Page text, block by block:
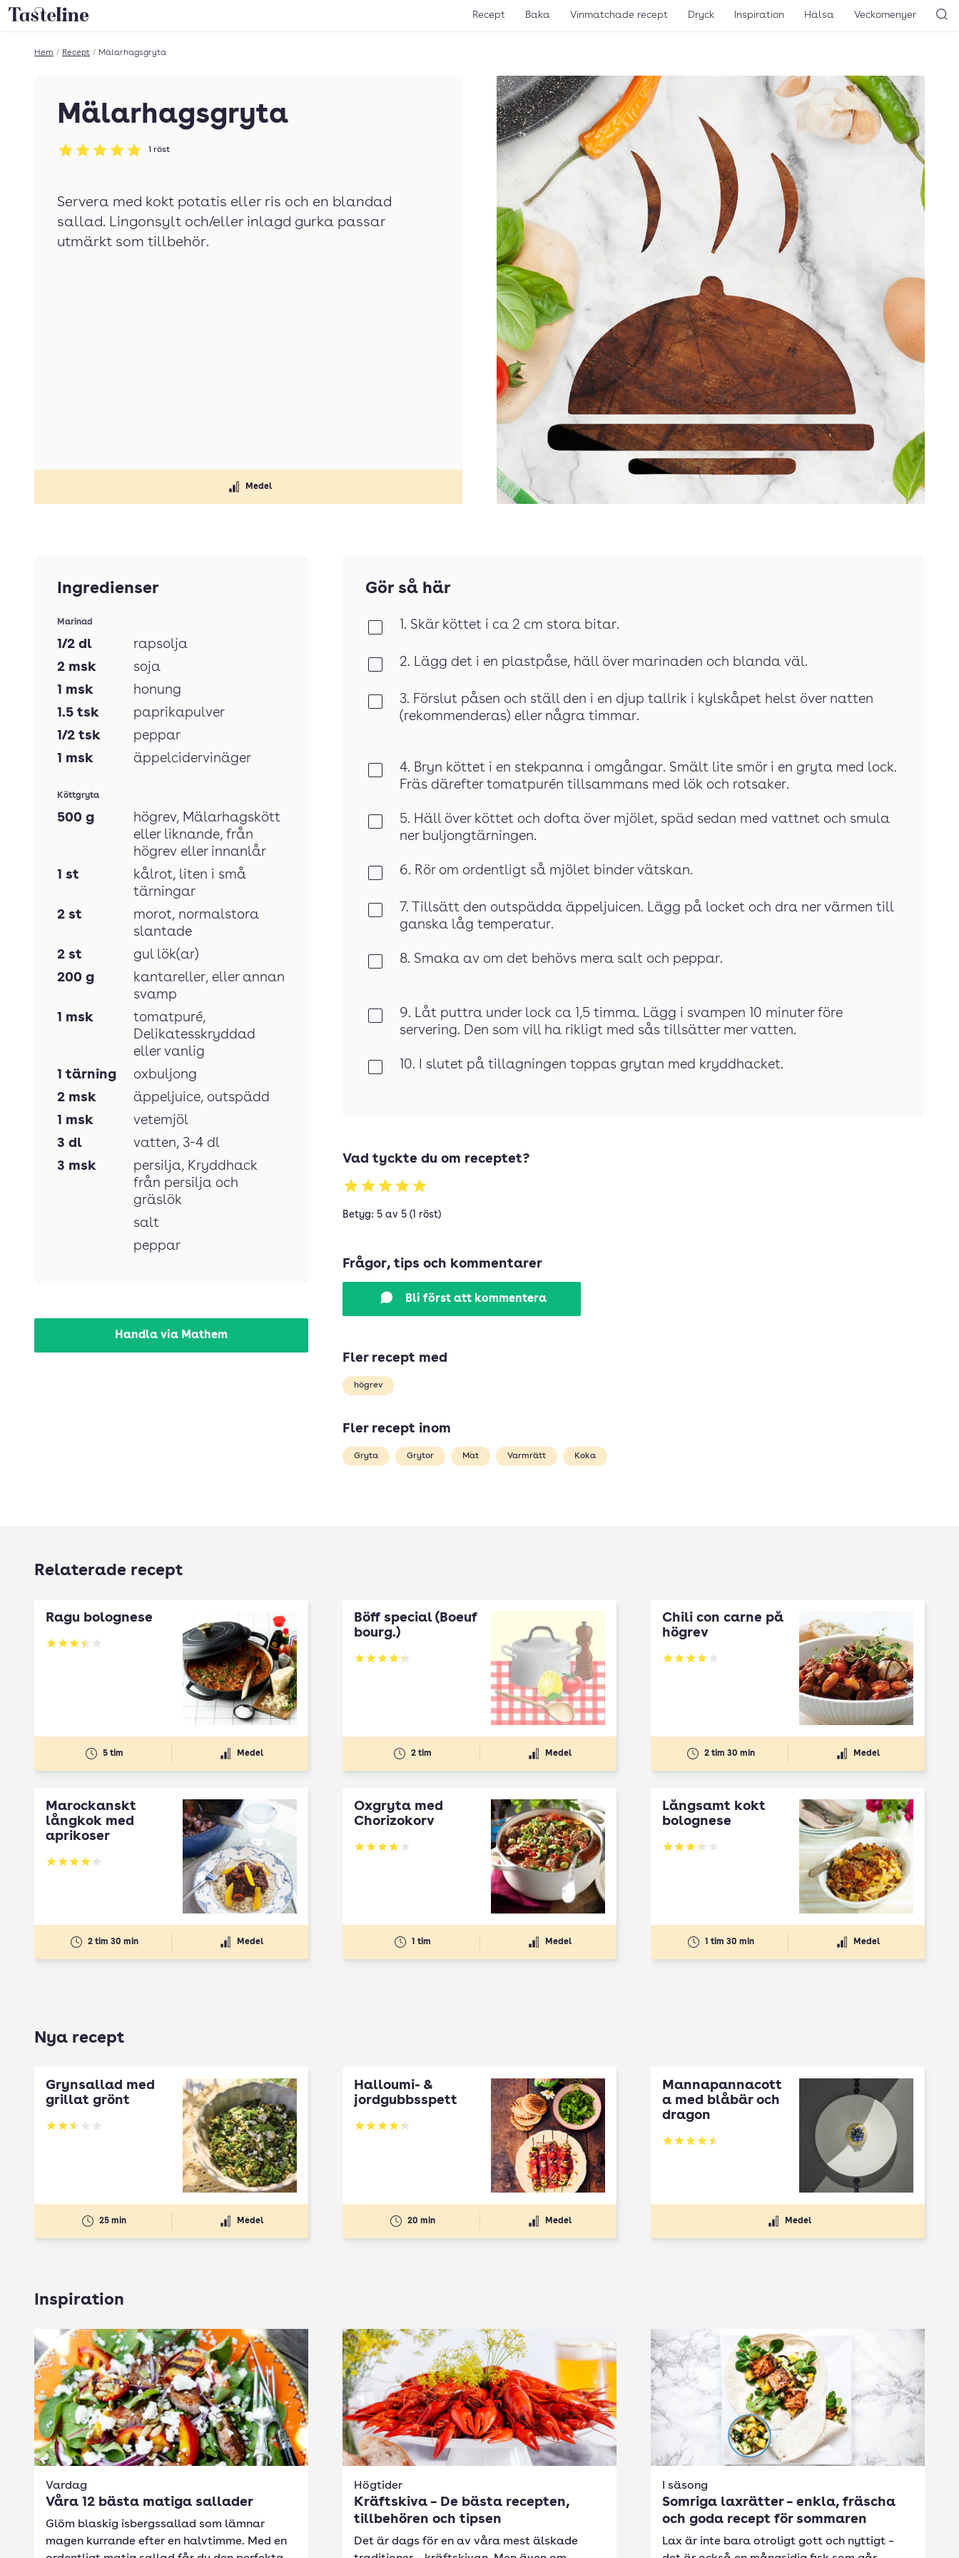
Till Tastelines startsida Recept Baka Vinmatchade recept Dryck Inspiration Hälsa Veckomenyer
Hem / Recept / Mälarhagsgryta
Mälarhagsgryta
Betyg: 5 av 5
1 röst
Medel
Servera med kokt potatis eller ris och en blandad
sallad. Lingonsylt och/eller inlagd gurka passar
utmärkt som tillbehör.
Ingredienser
Marinad
1/2 dl
rapsolja
2 msk
soja
1 msk
honung
1.5 tsk
paprikapulver
1/2 tsk
peppar
1 msk äppelcidervinäger
Köttgryta
500 g högrev, Mälarhagskött
eller liknande, från
högrev eller innanlår
1 st kålrot, liten i små
tärningar
2 st morot, normalstora
slantade
2 st
gul lök(ar)
200 g kantareller, eller annan
svamp
1 msk tomatpuré,
Delikatesskryddad
eller vanlig
1 tärning
oxbuljong
2 msk äppeljuice, outspädd
1 msk
vetemjöl
3 dl vatten, 3-4 dl
3 msk persilja, Kryddhack
från persilja och
gräslök
salt
peppar
Handla via Mathem
Gör så här
1. Skär köttet i ca 2 cm stora bitar.
2. Lägg det i en plastpåse, häll över marinaden och blanda väl.
3. Förslut påsen och ställ den i en djup tallrik i kylskåpet helst över natten
(rekommenderas) eller några timmar.
4. Bryn köttet i en stekpanna i omgångar. Smält lite smör i en gryta med lock.
Fräs därefter tomatpurén tillsammans med lök och rotsaker.
5. Häll över köttet och dofta över mjölet, späd sedan med vattnet och smula
ner buljongtärningen.
6. Rör om ordentligt så mjölet binder vätskan.
7. Tillsätt den outspädda äppeljuicen. Lägg på locket och dra ner värmen till
ganska låg temperatur.
8. Smaka av om det behövs mera salt och peppar.
9. Låt puttra under lock ca 1,5 timma. Lägg i svampen 10 minuter före
servering. Den som vill ha rikligt med sås tillsätter mer vatten.
10. I slutet på tillagningen toppas grytan med kryddhacket.
Vad tyckte du om receptet?
Betyg: 5 av 5 (1 röst)
Frågor, tips och kommentarer
Bli först att kommentera
Fler recept med
högrev
Fler recept inom
Gryta Grytor Mat Varmrätt Koka
Relaterade recept
Ragu bolognese
Betyg: 3.4 av 5
5 tim Medel
Böff special (Boeuf
bourg.)
Betyg: 4.29 av 5
2 tim Medel
Chili con carne på
högrev
Betyg: 3.94 av 5
2 tim 30 min Medel
Marockanskt
långkok med
aprikoser
Betyg: 4.06 av 5
2 tim 30 min Medel
Oxgryta med
Chorizokorv
Betyg: 3.97 av 5
1 tim Medel
Långsamt kokt
bolognese
Betyg: 3.25 av 5
1 tim 30 min Medel
Nya recept
Grynsallad med
grillat grönt
Betyg: 2.5 av 5
25 min Medel
Halloumi- &
jordgubbsspett
Betyg: 4.3 av 5
20 min Medel
Mannapannacott
a med blåbär och
dragon
Betyg: 4.5 av 5
Medel
Inspiration
Vardag
Våra 12 bästa matiga sallader
Glöm blaskig isbergssallad som lämnar
magen kurrande efter en halvtimme. Med en
Högtider
Kräftskiva – De bästa recepten,
tillbehören och tipsen
Det är dags för en av våra mest älskade
I säsong
Somriga laxrätter – enkla, fräscha
och goda recept för sommaren
Lax är inte bara otroligt gott och nyttigt –